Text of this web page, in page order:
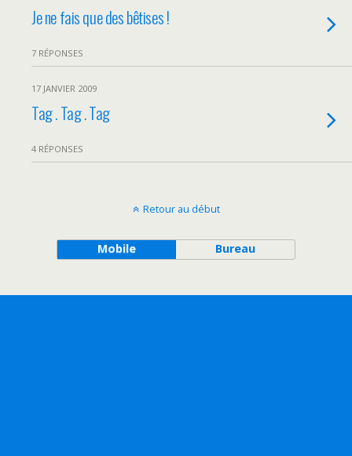
Je ne fais que des bêtises !
7 RÉPONSES
17 JANVIER 2009
Tag . Tag . Tag
4 RÉPONSES
Retour au début
Mobile Bureau